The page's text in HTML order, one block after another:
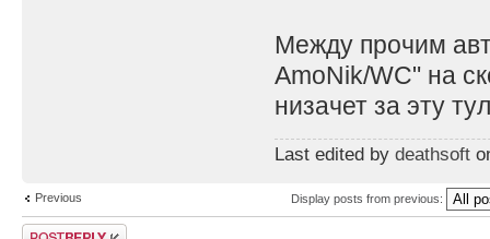
Между прочим
AmoNik/WC" на
низачет за эту
Last edited by deathsoft
Previous Display posts from previous:
Post a reply